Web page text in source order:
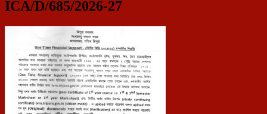
ICA/D/685/2026-27